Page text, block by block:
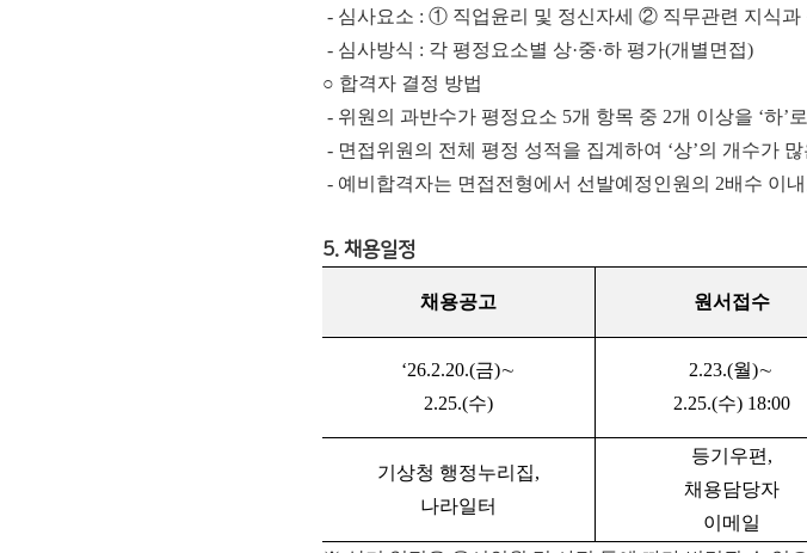
- 심사요소 : ① 직업윤리 및 정신자세 ② 직무관련 지식
- 심사방식 : 각 평정요소별 상·중·하 평가(개별면접)
○ 합격자 결정 방법
- 위원의 과반수가 평정요소 5개 항목 중 2개 이상을 ‘하
- 면접위원의 전체 평정 성적을 집계하여 ‘상’의 개수가
- 예비합격자는 면접전형에서 선발예정인원의 2배수 이
5. 채용일정
채용공고 원서접수
‘26.2.20.(금)∼
2.25.(수)
2.23.(월)∼
2.25.(수) 18:00
기상청 행정누리집,
나라일터
등기우편,
채용담당자
이메일